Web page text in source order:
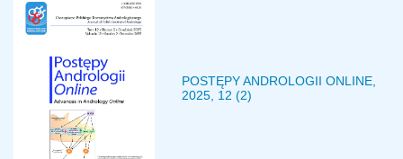
POSTĘPY ANDROLOGII ONLINE,
2025, 12 (2)